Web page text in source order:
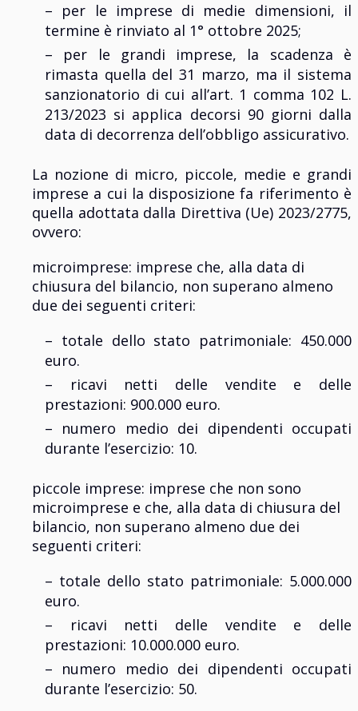
– per le imprese di medie dimensioni, il
termine è rinviato al 1° ottobre 2025;
– per le grandi imprese, la scadenza è
rimasta quella del 31 marzo, ma il sistema
sanzionatorio di cui all’art. 1 comma 102 L.
213/2023 si applica decorsi 90 giorni dalla
data di decorrenza dell’obbligo assicurativo.
La nozione di micro, piccole, medie e grandi
imprese a cui la disposizione fa riferimento è
quella adottata dalla Direttiva (Ue) 2023/2775,
ovvero:
microimprese: imprese che, alla data di
chiusura del bilancio, non superano almeno
due dei seguenti criteri:​
– totale dello stato patrimoniale: 450.000
euro.​
– ricavi netti delle vendite e delle
prestazioni: 900.000 euro.
– numero medio dei dipendenti occupati
durante l’esercizio: 10.
piccole imprese: imprese che non sono
microimprese e che, alla data di chiusura del
bilancio, non superano almeno due dei
seguenti criteri:​
– totale dello stato patrimoniale: 5.000.000
euro.​
– ricavi netti delle vendite e delle
prestazioni: 10.000.000 euro.​
– numero medio dei dipendenti occupati
durante l’esercizio: 50.​